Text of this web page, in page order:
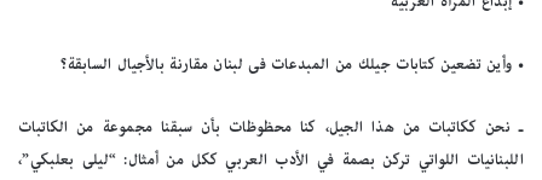
• وأين تضعين كتابات جيلك من المبدعات فى لبنان مقارنة بالأجيال السابقة؟
ـ نحن ككاتبات من هذا الجيل، كنا محظوظات بأن سبقنا مجموعة من الكاتبات
اللبنانيات اللواتي تركن بصمة في الأدب العربي ككل من أمثال: “ليلى بعلبكي”،